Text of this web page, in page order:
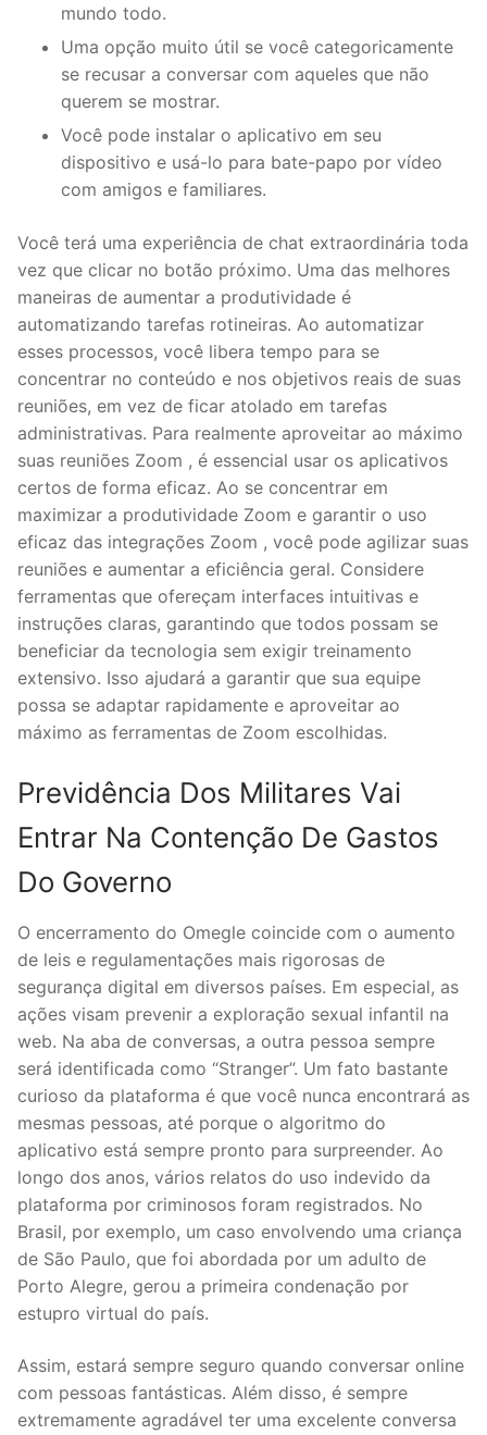
mundo todo.
Uma opção muito útil se você categoricamente
se recusar a conversar com aqueles que não
querem se mostrar.
Você pode instalar o aplicativo em seu
dispositivo e usá-lo para bate-papo por vídeo
com amigos e familiares.
Você terá uma experiência de chat extraordinária toda
vez que clicar no botão próximo. Uma das melhores
maneiras de aumentar a produtividade é
automatizando tarefas rotineiras. Ao automatizar
esses processos, você libera tempo para se
concentrar no conteúdo e nos objetivos reais de suas
reuniões, em vez de ficar atolado em tarefas
administrativas. Para realmente aproveitar ao máximo
suas reuniões Zoom , é essencial usar os aplicativos
certos de forma eficaz. Ao se concentrar em
maximizar a produtividade Zoom e garantir o uso
eficaz das integrações Zoom , você pode agilizar suas
reuniões e aumentar a eficiência geral. Considere
ferramentas que ofereçam interfaces intuitivas e
instruções claras, garantindo que todos possam se
beneficiar da tecnologia sem exigir treinamento
extensivo. Isso ajudará a garantir que sua equipe
possa se adaptar rapidamente e aproveitar ao
máximo as ferramentas de Zoom escolhidas.
Previdência Dos Militares Vai
Entrar Na Contenção De Gastos
Do Governo
O encerramento do Omegle coincide com o aumento
de leis e regulamentações mais rigorosas de
segurança digital em diversos países. Em especial, as
ações visam prevenir a exploração sexual infantil na
web. Na aba de conversas, a outra pessoa sempre
será identificada como “Stranger”. Um fato bastante
curioso da plataforma é que você nunca encontrará as
mesmas pessoas, até porque o algoritmo do
aplicativo está sempre pronto para surpreender. Ao
longo dos anos, vários relatos do uso indevido da
plataforma por criminosos foram registrados. No
Brasil, por exemplo, um caso envolvendo uma criança
de São Paulo, que foi abordada por um adulto de
Porto Alegre, gerou a primeira condenação por
estupro virtual do país.
Assim, estará sempre seguro quando conversar online
com pessoas fantásticas. Além disso, é sempre
extremamente agradável ter uma excelente conversa